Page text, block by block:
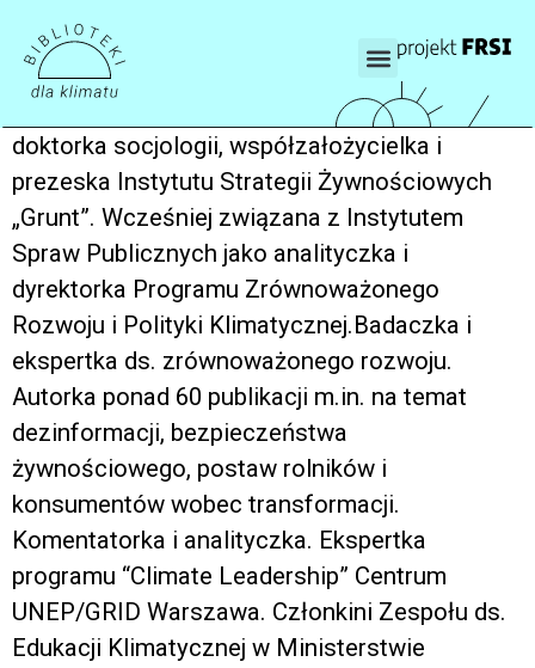
doktorka socjologii, współzałożycielka i
prezeska Instytutu Strategii Żywnościowych
„Grunt”. Wcześniej związana z Instytutem
Spraw Publicznych jako analityczka i
dyrektorka Programu Zrównoważonego
Rozwoju i Polityki Klimatycznej.Badaczka i
ekspertka ds. zrównoważonego rozwoju.
Autorka ponad 60 publikacji m.in. na temat
dezinformacji, bezpieczeństwa
żywnościowego, postaw rolników i
konsumentów wobec transformacji.
Komentatorka i analityczka. Ekspertka
programu “Climate Leadership” Centrum
UNEP/GRID Warszawa. Członkini Zespołu ds.
Edukacji Klimatycznej w Ministerstwie